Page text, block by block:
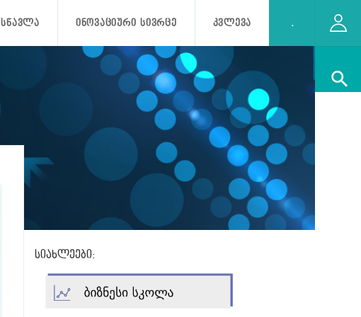
ᲡᲬᲐᲕᲚᲐ ᲘᲜᲝᲕᲐᲪᲘᲣᲠᲘ ᲡᲘᲕᲠᲪᲔ ᲙᲕᲚᲔᲕᲐ .
სიახლეები: